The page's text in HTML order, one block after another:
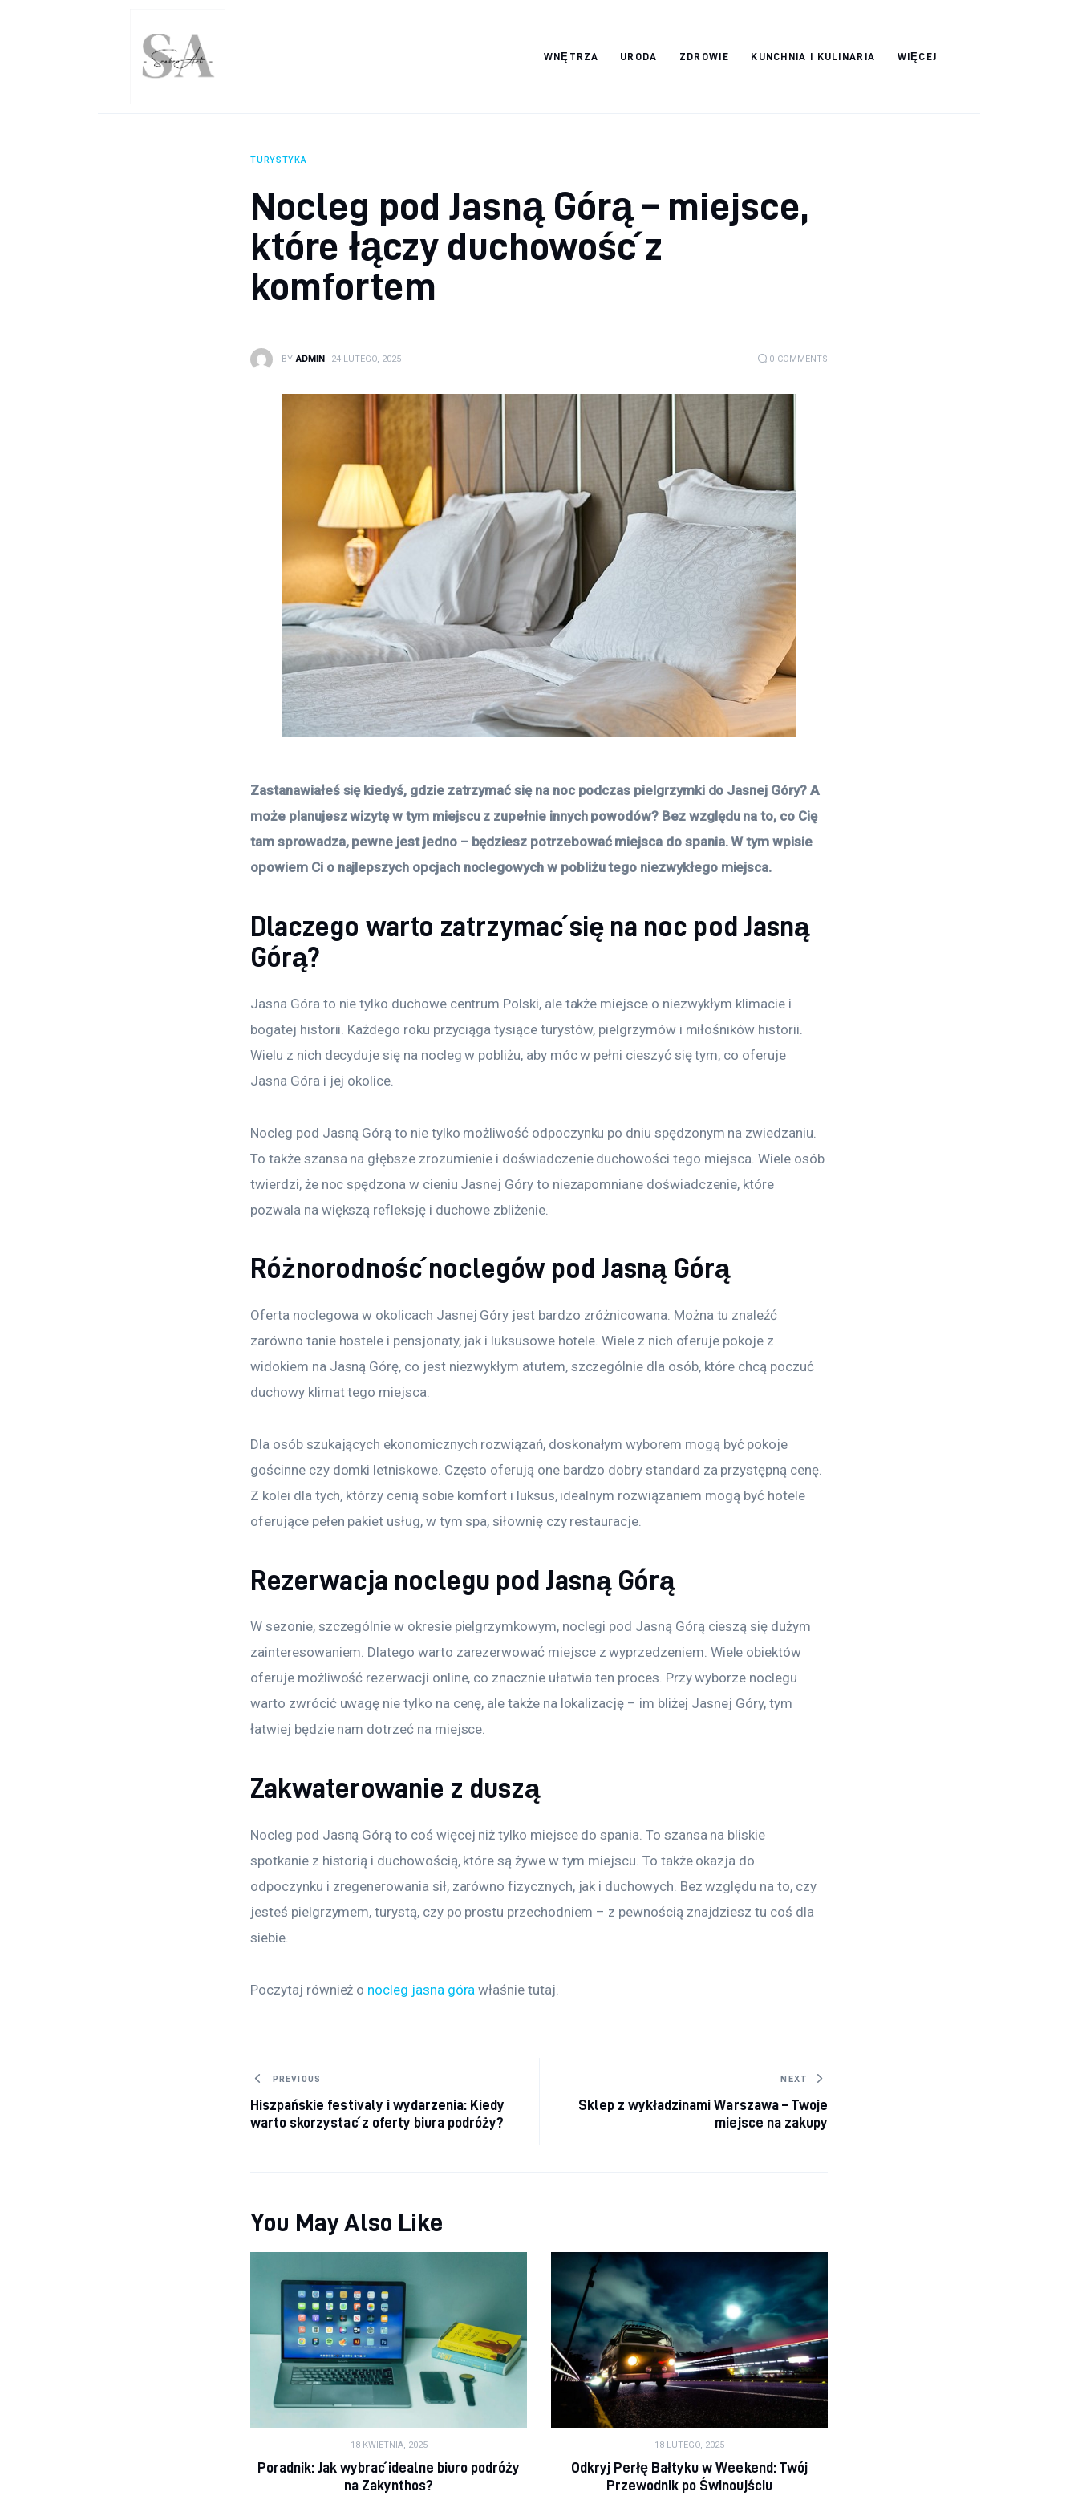
WNĘTRZA URODA ZDROWIE KUNCHNIA I KULINARIA WIĘCEJ
srebro-art.pl
TURYSTYKA
Nocleg pod Jasną Górą – miejsce,
które łączy duchowość z
komfortem
BY ADMIN 24 LUTEGO, 2025 0 COMMENTS
Zastanawiałeś się kiedyś, gdzie zatrzymać się na noc podczas pielgrzymki do Jasnej Góry? A
może planujesz wizytę w tym miejscu z zupełnie innych powodów? Bez względu na to, co Cię
tam sprowadza, pewne jest jedno – będziesz potrzebować miejsca do spania. W tym wpisie
opowiem Ci o najlepszych opcjach noclegowych w pobliżu tego niezwykłego miejsca.
Dlaczego warto zatrzymać się na noc pod Jasną
Górą?
Jasna Góra to nie tylko duchowe centrum Polski, ale także miejsce o niezwykłym klimacie i
bogatej historii. Każdego roku przyciąga tysiące turystów, pielgrzymów i miłośników historii.
Wielu z nich decyduje się na nocleg w pobliżu, aby móc w pełni cieszyć się tym, co oferuje
Jasna Góra i jej okolice.
Nocleg pod Jasną Górą to nie tylko możliwość odpoczynku po dniu spędzonym na zwiedzaniu.
To także szansa na głębsze zrozumienie i doświadczenie duchowości tego miejsca. Wiele osób
twierdzi, że noc spędzona w cieniu Jasnej Góry to niezapomniane doświadczenie, które
pozwala na większą refleksję i duchowe zbliżenie.
Różnorodność noclegów pod Jasną Górą
Oferta noclegowa w okolicach Jasnej Góry jest bardzo zróżnicowana. Można tu znaleźć
zarówno tanie hostele i pensjonaty, jak i luksusowe hotele. Wiele z nich oferuje pokoje z
widokiem na Jasną Górę, co jest niezwykłym atutem, szczególnie dla osób, które chcą poczuć
duchowy klimat tego miejsca.
Dla osób szukających ekonomicznych rozwiązań, doskonałym wyborem mogą być pokoje
gościnne czy domki letniskowe. Często oferują one bardzo dobry standard za przystępną cenę.
Z kolei dla tych, którzy cenią sobie komfort i luksus, idealnym rozwiązaniem mogą być hotele
oferujące pełen pakiet usług, w tym spa, siłownię czy restauracje.
Rezerwacja noclegu pod Jasną Górą
W sezonie, szczególnie w okresie pielgrzymkowym, noclegi pod Jasną Górą cieszą się dużym
zainteresowaniem. Dlatego warto zarezerwować miejsce z wyprzedzeniem. Wiele obiektów
oferuje możliwość rezerwacji online, co znacznie ułatwia ten proces. Przy wyborze noclegu
warto zwrócić uwagę nie tylko na cenę, ale także na lokalizację – im bliżej Jasnej Góry, tym
łatwiej będzie nam dotrzeć na miejsce.
Zakwaterowanie z duszą
Nocleg pod Jasną Górą to coś więcej niż tylko miejsce do spania. To szansa na bliskie
spotkanie z historią i duchowością, które są żywe w tym miejscu. To także okazja do
odpoczynku i zregenerowania sił, zarówno fizycznych, jak i duchowych. Bez względu na to, czy
jesteś pielgrzymem, turystą, czy po prostu przechodniem – z pewnością znajdziesz tu coś dla
siebie.
Poczytaj również o nocleg jasna góra właśnie tutaj.
Nawigacja wpisu
PREVIOUS
Hiszpańskie festivaly i wydarzenia: Kiedy
warto skorzystać z oferty biura podróży?
NEXT
Sklep z wykładzinami Warszawa – Twoje
miejsce na zakupy
You May Also Like
18 KWIETNIA, 2025
Poradnik: Jak wybrać idealne biuro podróży
na Zakynthos?
18 LUTEGO, 2025
Odkryj Perłę Bałtyku w Weekend: Twój
Przewodnik po Świnoujściu